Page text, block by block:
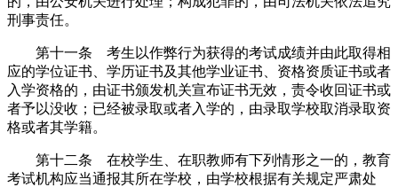
刑事责任。
第十一条 考生以作弊行为获得的考试成绩并由此取得相
应的学位证书、学历证书及其他学业证书、资格资质证书或者
入学资格的，由证书颁发机关宣布证书无效，责令收回证书或
者予以没收；已经被录取或者入学的，由录取学校取消录取资
格或者其学籍。
第十二条 在校学生、在职教师有下列情形之一的，教育
考试机构应当通报其所在学校，由学校根据有关规定严肃处